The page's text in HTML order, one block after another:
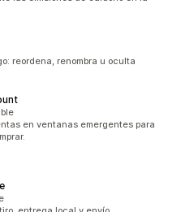
reordena, renombra u oculta
en ventanas emergentes para